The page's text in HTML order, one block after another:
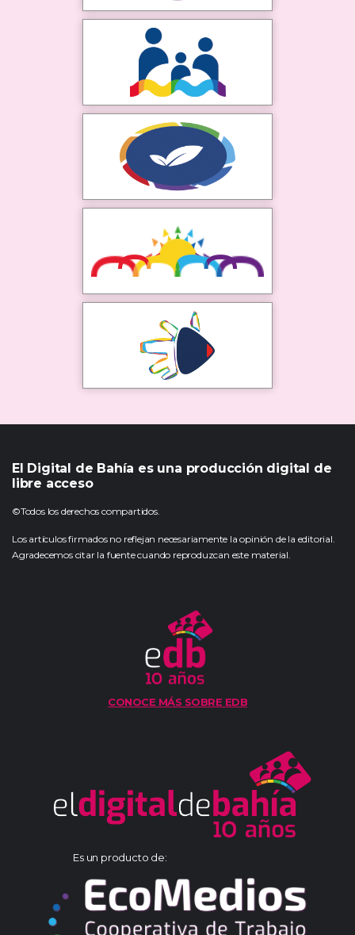
El Digital de Bahía es una producción digital de
libre acceso
©Todos los derechos compartidos.
Los artículos firmados no reflejan necesariamente la opinión de la editorial.
Agradecemos citar la fuente cuando reproduzcan este material.
CONOCE MÁS SOBRE EDB
Es un producto de: